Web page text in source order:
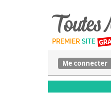
Me connecter